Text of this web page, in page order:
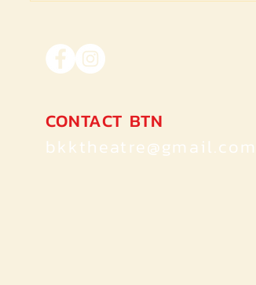
ซ้อน’
CONTACT BTN
bkktheatre@gmail.com